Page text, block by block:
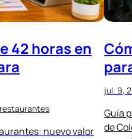
42 horas en
nuevo valor
jul. 9,
Guía
de